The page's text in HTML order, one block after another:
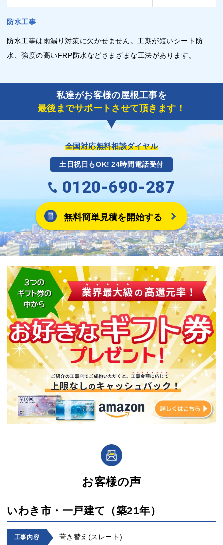
防水工事
防水工事は雨漏り対策に欠かせません。工期が短いシート防
水、強度の高いFRP防水などさまざまな工法があります。
私達がお客様の屋根工事を
最後までサポートさせて頂きます！
全国対応無料相談ダイヤル
土日祝日もOK! 24時間電話受付
0120-690-287
無料簡単見積を開始する
お客様の声
いわき市・一戸建て（築21年）
工事内容 葺き替え(スレート)